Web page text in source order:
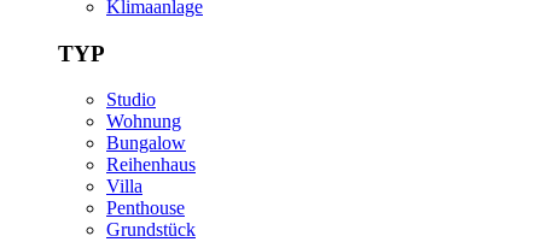
Klimaanlage
TYP
Studio
Wohnung
Bungalow
Reihenhaus
Villa
Penthouse
Grundstück